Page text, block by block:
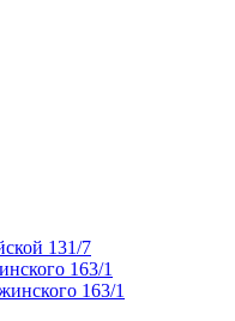
131/7
163/1
163/1